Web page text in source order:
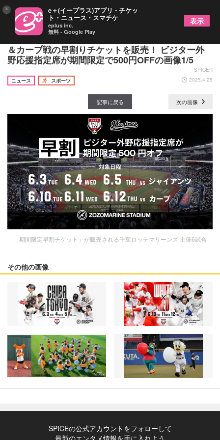
【イープラス特別企画】マリーンズ×ジャイアンツ
＆カープ戦の早割りチケットを販売！ ビジター外
野応援指定席が期間限定で500円OFFの画像1/5
SPICER
ニュース
スポーツ 2025.4.25
記事に戻る 次の画像
「期間限定早割チケット」が販売される千葉ロッテマリーンズ 主催6試合
その他の画像
SPICEの公式アカウントをフォローして
× e＋(イープラス)アプリ - チケッ
ト・ニュース・スマチケ
eplus inc.
無料 - Google Play
表示